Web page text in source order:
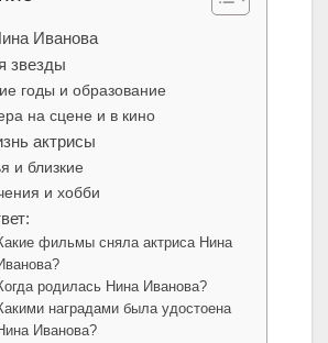
Иванова
звезды
годы и образование
на сцене и в кино
актрисы
и близкие
и хобби
фильмы сняла актриса Нина
родилась Нина Иванова?
наградами была удостоена
Иванова?